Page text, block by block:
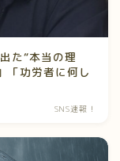
た“本当の理
功労者に何し
SNS速報！